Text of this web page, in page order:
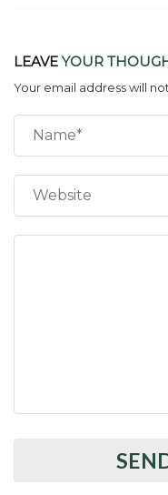
LEAVEYOUR
Your email address will